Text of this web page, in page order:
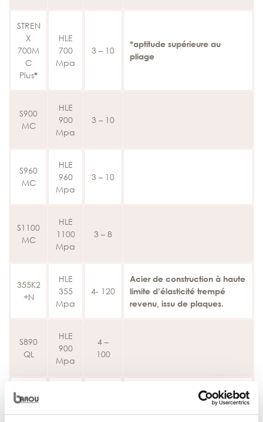
STREN
X
700M
C
Plus*
HLE
700
Mpa
3 – 10
*aptitude supérieure au
pliage
S900
MC
HLE
900
Mpa
3 – 10
S960
MC
HLE
960
Mpa
3 – 10
S1100
MC
HLE
1100
Mpa
3 – 8
355K2
+N
HLE
355
Mpa
4- 120
Acier de construction à haute
limite d’élasticité trempé
revenu, issu de plaques.
S890
QL
HLE
900
Mpa
4 –
100
S960
Mpa